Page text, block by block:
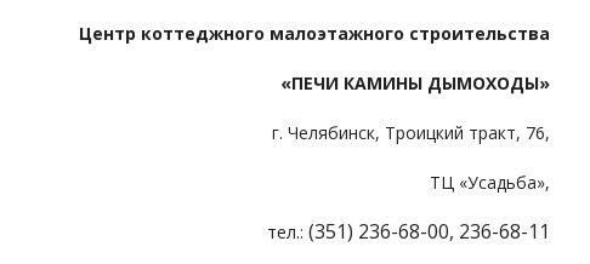
Центр коттеджного малоэтажного строительства
«ПЕЧИ КАМИНЫ ДЫМОХОДЫ»
г. Челябинск, Троицкий тракт, 76,
ТЦ «Усадьба»,
тел.: (351) 236-68-00, 236-68-11